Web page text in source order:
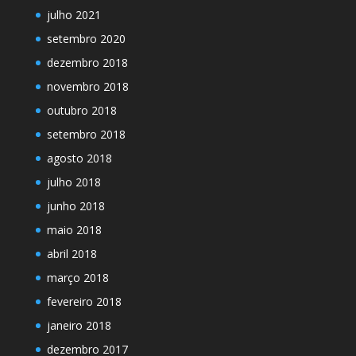
julho 2021
setembro 2020
dezembro 2018
novembro 2018
outubro 2018
setembro 2018
agosto 2018
julho 2018
junho 2018
maio 2018
abril 2018
março 2018
fevereiro 2018
janeiro 2018
dezembro 2017